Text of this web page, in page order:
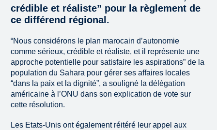
crédible et réaliste” pour la règlement de
ce différend régional.
“Nous considérons le plan marocain d’autonomie
comme sérieux, crédible et réaliste, et il représente une
approche potentielle pour satisfaire les aspirations” de la
population du Sahara pour gérer ses affaires locales
“dans la paix et la dignité”, a souligné la délégation
américaine à l’ONU dans son explication de vote sur
cette résolution.
Les Etats-Unis ont également réitéré leur appel aux